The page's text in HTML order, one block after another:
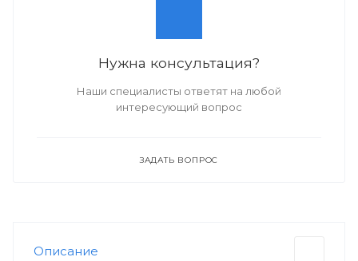
Нужна консультация?
Наши специалисты ответят на любой
интересующий вопрос
ЗАДАТЬ ВОПРОС
Описание